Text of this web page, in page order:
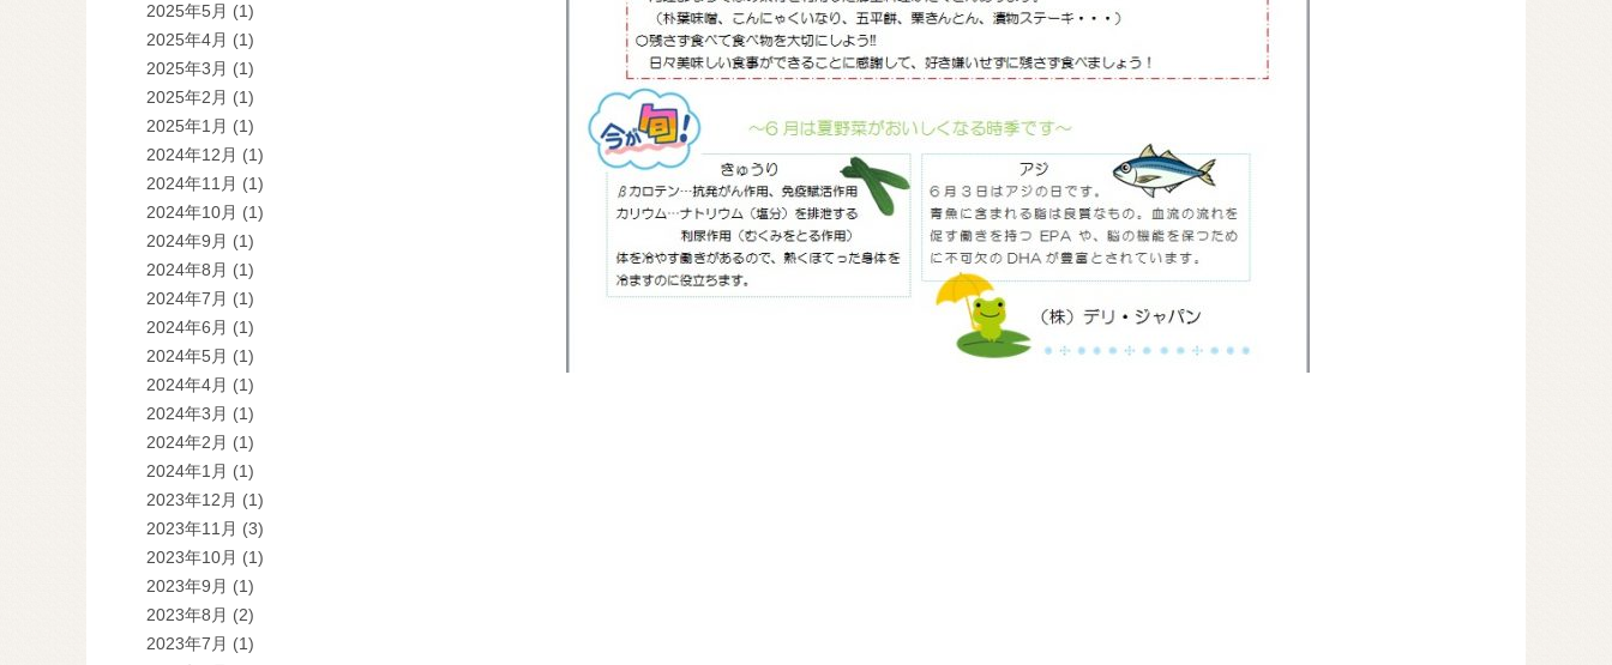
2025年5月 (1)
2025年4月 (1)
2025年3月 (1)
2025年2月 (1)
2025年1月 (1)
2024年12月 (1)
2024年11月 (1)
2024年10月 (1)
2024年9月 (1)
2024年8月 (1)
2024年7月 (1)
2024年6月 (1)
2024年5月 (1)
2024年4月 (1)
2024年3月 (1)
2024年2月 (1)
2024年1月 (1)
2023年12月 (1)
2023年11月 (3)
2023年10月 (1)
2023年9月 (1)
2023年8月 (2)
2023年7月 (1)